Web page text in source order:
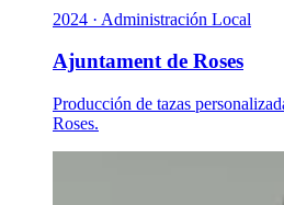
2024 · Administración Local
Ajuntament de Roses
Producción de tazas
Roses.